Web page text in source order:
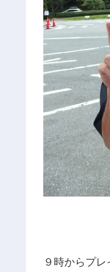
９時からプ